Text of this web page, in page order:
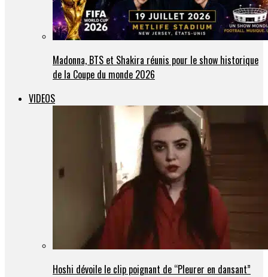
Madonna, BTS et Shakira réunis pour le show historique
de la Coupe du monde 2026
VIDEOS
Hoshi dévoile le clip poignant de “Pleurer en dansant”